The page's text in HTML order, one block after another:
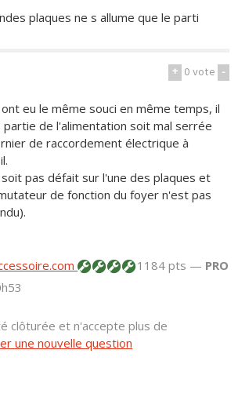
plaques ne s allume que le parti
+ 0vote -
eu le même souci en même temps, il
de l'alimentation soit mal serrée
de raccordement électrique à
pas défait sur l'une des plaques et
de fonction du foyer n'est pas
1184 pts — PRO
clôturée et n'accepte plus de
une nouvelle question